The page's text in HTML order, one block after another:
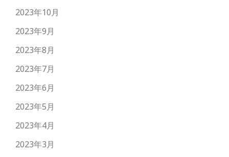
2023年10月
2023年9月
2023年8月
2023年7月
2023年6月
2023年5月
2023年4月
2023年3月